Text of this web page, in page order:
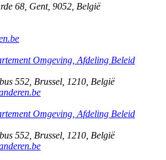
68 Gent, 9052 België
Omgeving, Afdeling Beleid
552 Brussel 1210 België
Omgeving, Afdeling Beleid
552 Brussel 1210 België